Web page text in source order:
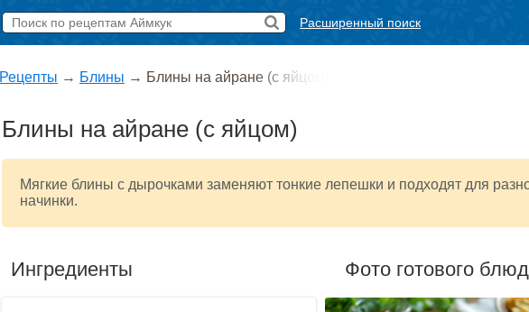
Расширенный поиск
Рецепты → Блины → Блины на айране (с яйцом)
Блины на айране (с яйцом)
Мягкие блины с дырочками заменяют тонкие лепешки и подходят для
начинки.
Ингредиенты Фото готового